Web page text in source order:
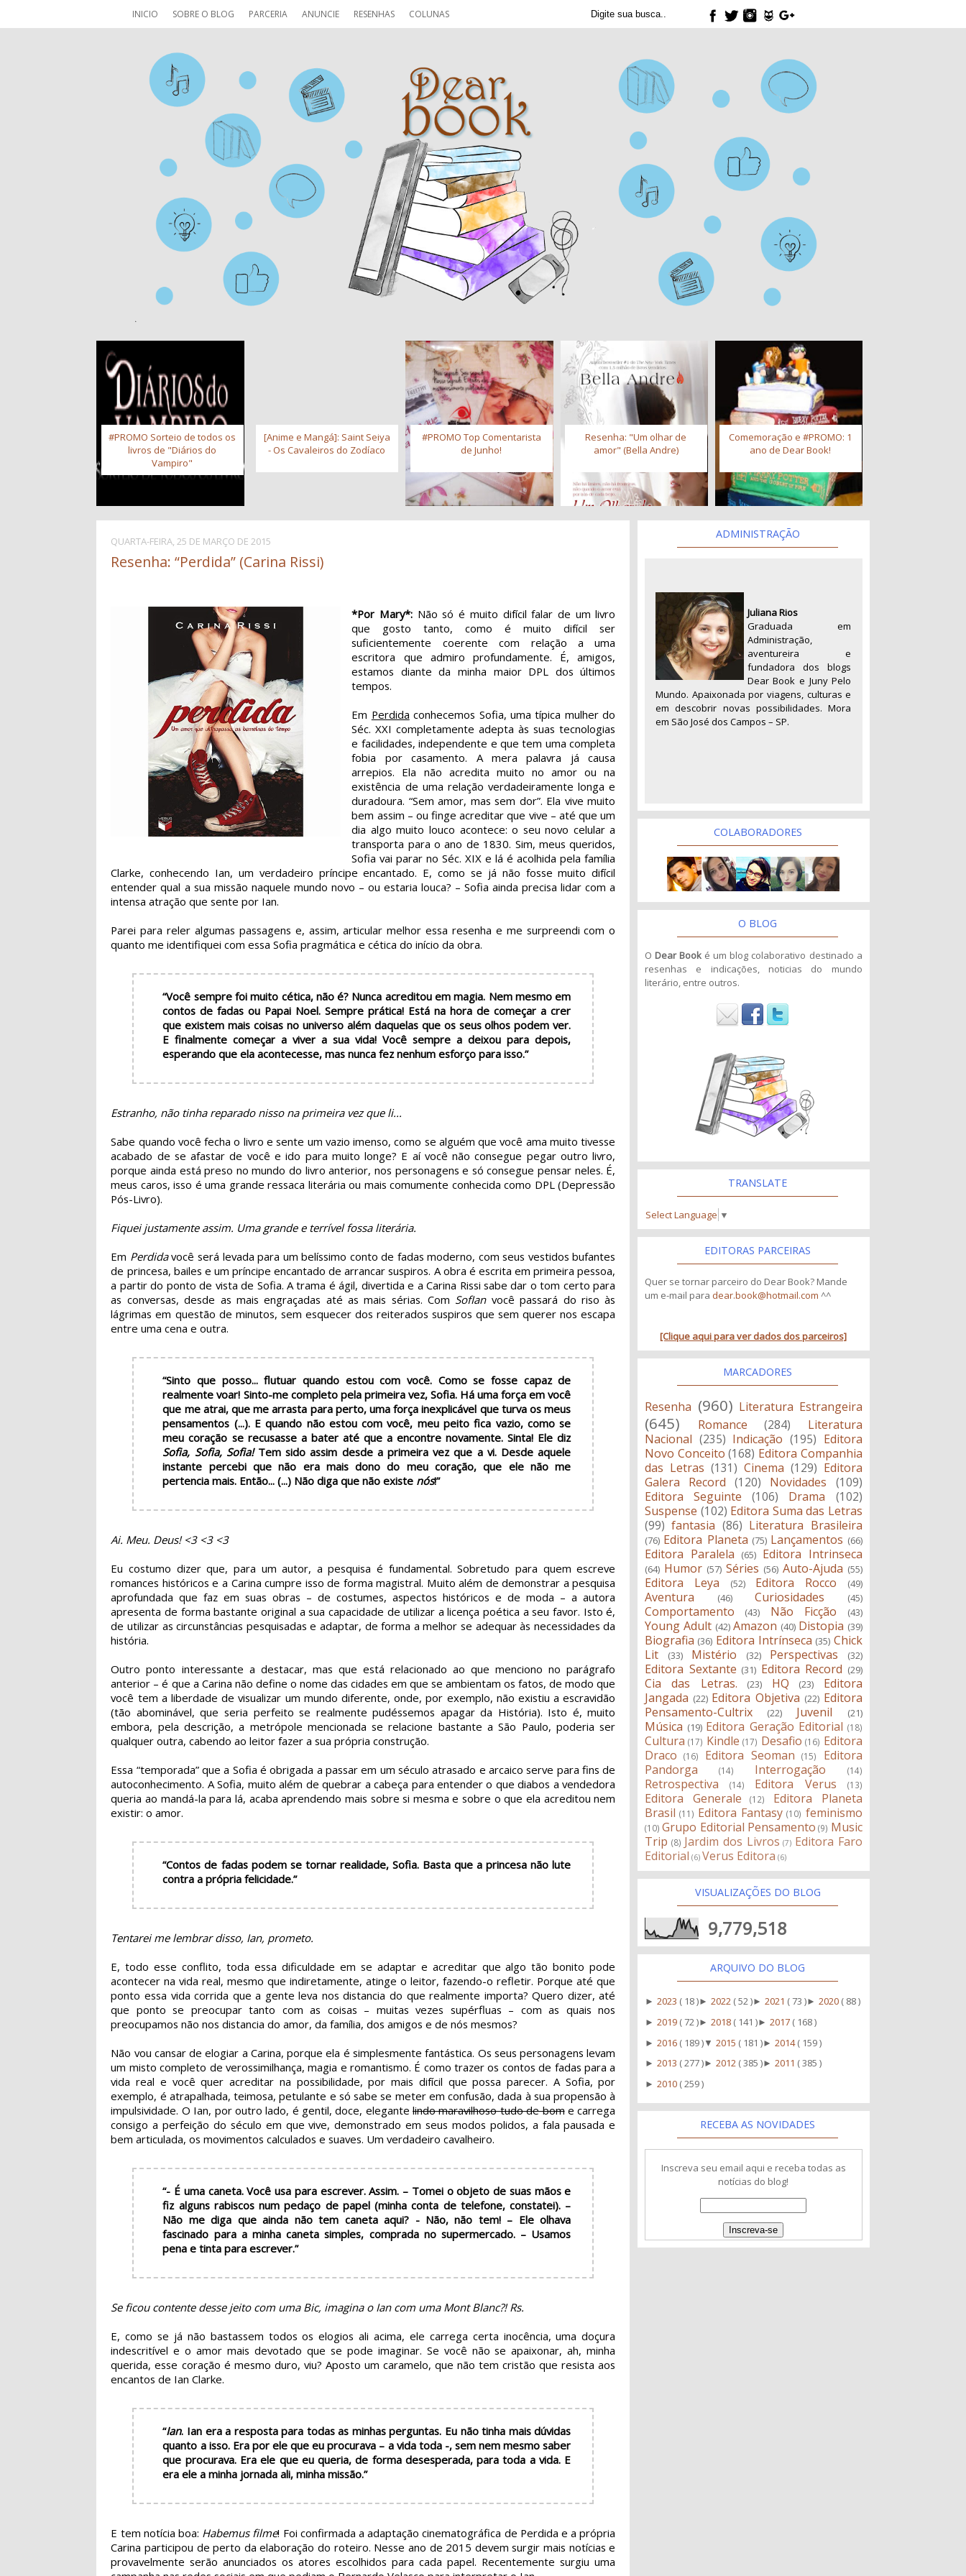
INICIO SOBRE O BLOG PARCERIA ANUNCIE RESENHAS COLUNAS
#PROMO Sorteio de todos os
livros de "Diários do
Vampiro"
[Anime e Mangá]: Saint Seiya
- Os Cavaleiros do Zodíaco
#PROMO Top Comentarista
de Junho!
Resenha: "Um olhar de
amor" (Bella Andre)
Comemoração e #PROMO: 1
ano de Dear Book!
QUARTA-FEIRA, 25 DE MARÇO DE 2015
Resenha: “Perdida” (Carina Rissi)
*Por Mary*: Não só é muito difícil falar de um livro
que gosto tanto, como é muito difícil ser
suficientemente coerente com relação a uma
escritora que admiro profundamente. É, amigos,
estamos diante da minha maior DPL dos últimos
tempos.
Em Perdida conhecemos Sofia, uma típica mulher do
Séc. XXI completamente adepta às suas tecnologias
e facilidades, independente e que tem uma completa
fobia por casamento. A mera palavra já causa
arrepios. Ela não acredita muito no amor ou na
existência de uma relação verdadeiramente longa e
duradoura. “Sem amor, mas sem dor”. Ela vive muito
bem assim – ou finge acreditar que vive – até que um
dia algo muito louco acontece: o seu novo celular a
transporta para o ano de 1830. Sim, meus queridos,
Sofia vai parar no Séc. XIX e lá é acolhida pela família
Clarke, conhecendo Ian, um verdadeiro príncipe encantado. E, como se já não fosse muito difícil
entender qual a sua missão naquele mundo novo – ou estaria louca? – Sofia ainda precisa lidar com a
intensa atração que sente por Ian.
Parei para reler algumas passagens e, assim, articular melhor essa resenha e me surpreendi com o
quanto me identifiquei com essa Sofia pragmática e cética do início da obra.
“Você sempre foi muito cética, não é? Nunca acreditou em magia. Nem mesmo em
contos de fadas ou Papai Noel. Sempre prática! Está na hora de começar a crer
que existem mais coisas no universo além daquelas que os seus olhos podem ver.
E finalmente começar a viver a sua vida! Você sempre a deixou para depois,
esperando que ela acontecesse, mas nunca fez nenhum esforço para isso.”
Estranho, não tinha reparado nisso na primeira vez que li...
Sabe quando você fecha o livro e sente um vazio imenso, como se alguém que você ama muito tivesse
acabado de se afastar de você e ido para muito longe? E aí você não consegue pegar outro livro,
porque ainda está preso no mundo do livro anterior, nos personagens e só consegue pensar neles. É,
meus caros, isso é uma grande ressaca literária ou mais comumente conhecida como DPL (Depressão
Pós-Livro).
Fiquei justamente assim. Uma grande e terrível fossa literária.
Em Perdidavocê será levada para um belíssimo conto de fadas moderno, com seus vestidos bufantes
de princesa, bailes e um príncipe encantado de arrancar suspiros. A obra é escrita em primeira pessoa,
a partir do ponto de vista de Sofia. A trama é ágil, divertida e a Carina Rissi sabe dar o tom certo para
as conversas, desde as mais engraçadas até as mais sérias. Com SofIanvocê passará do riso às
lágrimas em questão de minutos, sem esquecer dos reiterados suspiros que sem querer nos escapa
entre uma cena e outra.
“Sinto que posso... flutuar quando estou com você. Como se fosse capaz de
realmente voar! Sinto-me completo pela primeira vez, Sofia. Há uma força em você
que me atrai, que me arrasta para perto, uma força inexplicável que turva os meus
pensamentos (...). E quando não estou com você, meu peito fica vazio, como se
meu coração se recusasse a bater até que a encontre novamente. Sinta! Ele diz
Sofia, Sofia, Sofia!Tem sido assim desde a primeira vez que a vi. Desde aquele
instante percebi que não era mais dono do meu coração, que ele não me
pertencia mais. Então... (...) Não diga que não existe nós!”
Ai. Meu. Deus! <3 <3 <3
Eu costumo dizer que, para um autor, a pesquisa é fundamental. Sobretudo para quem escreve
romances históricos e a Carina cumpre isso de forma magistral. Muito além de demonstrar a pesquisa
aprofundada que faz em suas obras – de costumes, aspectos históricos e de moda – a autora
apresenta de forma bastante original a sua capacidade de utilizar a licença poética a seu favor. Isto é,
de utilizar as circunstâncias pesquisadas e adaptar, de forma a melhor se adequar às necessidades da
história.
Outro ponto interessante a destacar, mas que está relacionado ao que menciono no parágrafo
anterior – é que a Carina não define o nome das cidades em que se ambientam os fatos, de modo que
você tem a liberdade de visualizar um mundo diferente, onde, por exemplo, não existiu a escravidão
(tão abominável, que seria perfeito se realmente pudéssemos apagar da História). Isto é, muito
embora, pela descrição, a metrópole mencionada se relacione bastante a São Paulo, poderia ser
qualquer outra, cabendo ao leitor fazer a sua própria construção.
Essa “temporada” que a Sofia é obrigada a passar em um século atrasado e arcaico serve para fins de
autoconhecimento. A Sofia, muito além de quebrar a cabeça para entender o que diabos a vendedora
queria ao mandá-la para lá, acaba aprendendo mais sobre si mesma e sobre o que ela acreditou nem
existir: o amor.
“Contos de fadas podem se tornar realidade, Sofia. Basta que a princesa não lute
contra a própria felicidade.”
Tentarei me lembrar disso, Ian, prometo.
E, todo esse conflito, toda essa dificuldade em se adaptar e acreditar que algo tão bonito pode
acontecer na vida real, mesmo que indiretamente, atinge o leitor, fazendo-o refletir. Porque até que
ponto essa vida corrida que a gente leva nos distancia do que realmente importa? Quero dizer, até
que ponto se preocupar tanto com as coisas – muitas vezes supérfluas – com as quais nos
preocupamos não nos distancia do amor, da família, dos amigos e de nós mesmos?
Não vou cansar de elogiar a Carina, porque ela é simplesmente fantástica. Os seus personagens levam
um misto completo de verossimilhança, magia e romantismo. É como trazer os contos de fadas para a
vida real e você quer acreditar na possibilidade, por mais difícil que possa parecer. A Sofia, por
exemplo, é atrapalhada, teimosa, petulante e só sabe se meter em confusão, dada à sua propensão à
impulsividade. O Ian, por outro lado, é gentil, doce, elegantelindo maravilhoso tudo de bome carrega
consigo a perfeição do século em que vive, demonstrado em seus modos polidos, a fala pausada e
bem articulada, os movimentos calculados e suaves. Um verdadeiro cavalheiro.
“- É uma caneta. Você usa para escrever. Assim. – Tomei o objeto de suas mãos e
fiz alguns rabiscos num pedaço de papel (minha conta de telefone, constatei). –
Não me diga que ainda não tem caneta aqui? - Não, não tem! – Ele olhava
fascinado para a minha caneta simples, comprada no supermercado. – Usamos
pena e tinta para escrever.”
Se ficou contente desse jeito com uma Bic, imagina o Ian com uma Mont Blanc?! Rs.
E, como se já não bastassem todos os elogios ali acima, ele carrega certa inocência, uma doçura
indescritível e o amor mais devotado que se pode imaginar. Se você não se apaixonar, ah, minha
querida, esse coração é mesmo duro, viu? Aposto um caramelo, que não tem cristão que resista aos
encantos de Ian Clarke.
“Ian. Ian era a resposta para todas as minhas perguntas. Eu não tinha mais dúvidas
quanto a isso. Era por ele que eu procurava – a vida toda -, sem nem mesmo saber
que procurava. Era ele que eu queria, de forma desesperada, para toda a vida. E
era ele a minha jornada ali, minha missão.”
E tem notícia boa: Habemus filme! Foi confirmada a adaptação cinematográfica de Perdida e a própria
Carina participou de perto da elaboração do roteiro. Nesse ano de 2015 devem surgir mais notícias e
provavelmente serão anunciados os atores escolhidos para cada papel. Recentemente surgiu uma
ADMINISTRAÇÃO
Juliana Rios
Graduada em
Administração,
aventureira e
fundadora dos blogs
Dear Book e Juny Pelo
Mundo. Apaixonada por viagens, culturas e
em descobrir novas possibilidades. Mora
em São José dos Campos – SP.
COLABORADORES
O BLOG
O Dear Book é um blog colaborativo destinado a
resenhas e indicações, noticias do mundo
literário, entre outros.
TRANSLATE
Select Language ▼
EDITORAS PARCEIRAS
Quer se tornar parceiro do Dear Book? Mande
um e-mail para dear.book@hotmail.com ^^
[Clique aqui para ver dados dos parceiros]
MARCADORES
Resenha (960) Literatura Estrangeira
(645) Romance (284)
Literatura
Nacional (235) Indicação (195) Editora
Novo Conceito (168) Editora Companhia
das Letras (131) Cinema (129) Editora
Galera Record
(120) Novidades
(109)
Editora Seguinte
(106) Drama
(102)
Suspense (102) Editora Suma das Letras
(99) fantasia (86) Literatura Brasileira
(76) Editora Planeta (75) Lançamentos (66)
Editora Paralela (65) Editora Intrinseca
(64) Humor (57) Séries (56) Auto-Ajuda (55)
Editora Leya (52) Editora Rocco (49)
Aventura (46) Curiosidades (45)
Comportamento (43) Não Ficção (43)
Young Adult (42) Amazon (40) Distopia (39)
Biografia (36) Editora Intrínseca (35) Chick
Lit
(33) Mistério (32) Perspectivas (32)
Editora Sextante (31) Editora Record (29)
Cia das Letras. (23) HQ (23)
Editora
Jangada (22) Editora Objetiva (22) Editora
Pensamento-Cultrix
(22) Juvenil (21)
Música (19) Editora Geração Editorial (18)
Cultura (17) Kindle (17) Desafio (16) Editora
Draco
(16) Editora Seoman (15)
Editora
Pandorga
(14) Interrogação (14)
Retrospectiva (14) Editora Verus (13)
Editora Generale (12)
Editora Planeta
Brasil (11) Editora Fantasy (10) feminismo
(10) Grupo Editorial Pensamento (9) Music
Trip (8) Jardim dos Livros (7) Editora Faro
Editorial (6) Verus Editora (6)
VISUALIZAÇÕES DO BLOG
9,779,518
ARQUIVO DO BLOG
►2023 ( 18 )►2022 ( 52 )►2021 ( 73 )►2020 ( 88 )
►2019 ( 72 )►2018 ( 141 )►2017 ( 168 )
►2016 ( 189 ) ▼2015 ( 181 )►2014( 159 )
►2013 ( 277 )►2012 ( 385 )►2011 ( 385 )
►2010 ( 259 )
RECEBA AS NOVIDADES
Inscreva seu email aqui e receba todas as
notícias do blog!